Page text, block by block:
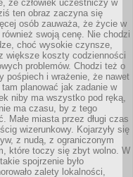
że człowiek uczestniczy w
ten obraz zaczyna się
osób zauważa, że życie w
swoją cenę. Nie chodzi
choć wysokie czynsze,
większe koszty codzienności
problemów. Chodzi też o
pośpiech i wrażenie, że nawet
planować jak zadanie w
niby ma wszystko pod ręką,
ma czasu, by z tego
Małe miasta przez długi czas
wizerunkowy. Kojarzyły się
z nudą, z ograniczonym
które toczy się zbyt wolno. W
spojrzenie było
zalety lokalności,